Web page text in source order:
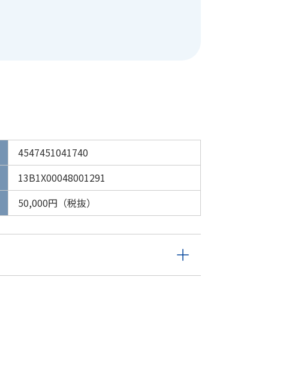
4547451041740
13B1X00048001291
50,000円（税抜）